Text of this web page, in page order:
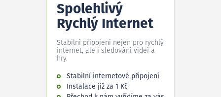
Spolehlivý
Rychlý Internet
Stabilní připojení nejen pro rychlý
internet, ale i sledování videí a
hry.
Stabilní internetové připojení
Instalace již za 1 Kč